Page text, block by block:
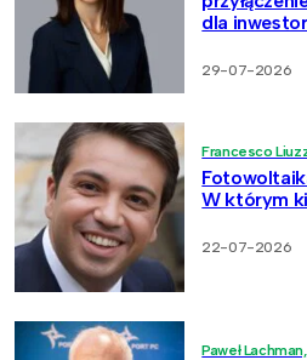
dla
29-07-2026
Francesco
W którym
22-07-2026
Paweł